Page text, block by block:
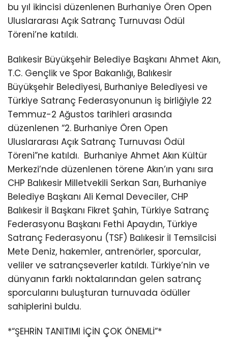
bu yıl ikincisi düzenlenen Burhaniye Ören Open
Uluslararası Açık Satranç Turnuvası Ödül
Töreni’ne katıldı.
Balıkesir Büyükşehir Belediye Başkanı Ahmet Akın,
T.C. Gençlik ve Spor Bakanlığı, Balıkesir
Büyükşehir Belediyesi, Burhaniye Belediyesi ve
Türkiye Satranç Federasyonunun iş birliğiyle 22
Temmuz-2 Ağustos tarihleri arasında
düzenlenen “2. Burhaniye Ören Open
Uluslararası Açık Satranç Turnuvası Ödül
Töreni”ne katıldı. Burhaniye Ahmet Akın Kültür
Merkezi’nde düzenlenen törene Akın’ın yanı sıra
CHP Balıkesir Milletvekili Serkan Sarı, Burhaniye
Belediye Başkanı Ali Kemal Deveciler, CHP
Balıkesir İl Başkanı Fikret Şahin, Türkiye Satranç
Federasyonu Başkanı Fethi Apaydın, Türkiye
Satranç Federasyonu (TSF) Balıkesir İl Temsilcisi
Mete Deniz, hakemler, antrenörler, sporcular,
veliler ve satrançseverler katıldı. Türkiye’nin ve
dünyanın farklı noktalarından gelen satranç
sporcularını buluşturan turnuvada ödüller
sahiplerini buldu.
*“ŞEHRİN TANITIMI İÇİN ÇOK ÖNEMLİ”*